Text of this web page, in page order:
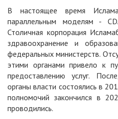
В настоящее время
параллельным моделям -
Столичная корпорация
здравоохранение и
федеральных министерств.
этими органами привело к
предоставлению услуг.
органы власти состоялись в
полномочий закончился в
проводились.